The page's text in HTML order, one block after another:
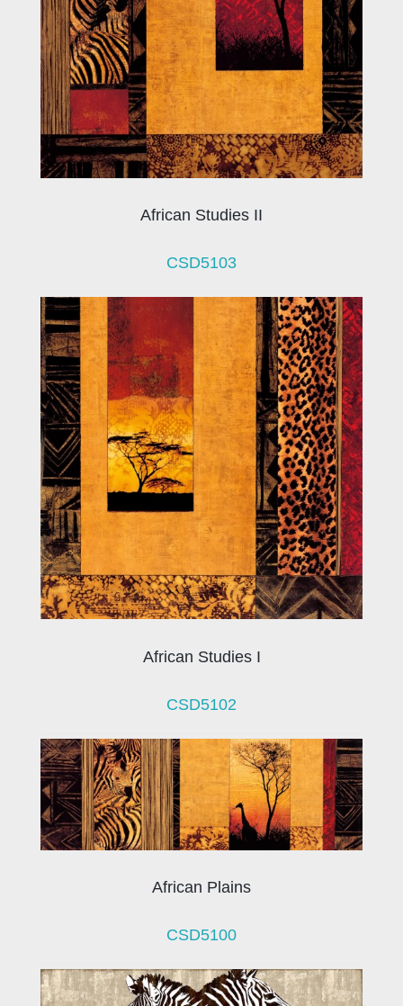
African Studies II
CSD5103
African Studies I
CSD5102
African Plains
CSD5100